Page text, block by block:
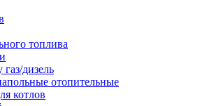
топлива
дизель
отопительные
котлов